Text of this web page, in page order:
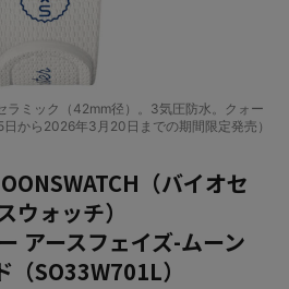
ミック（42mm径）。3気圧防水。クォー
から2026年3月20日までの期間限定発売）
（バイオセ
ウォッチ）
アースフェイズ-ムーン
SO33W701L）